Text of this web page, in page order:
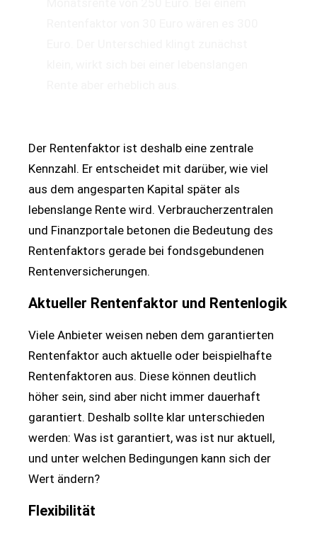
Der Rentenfaktor ist deshalb eine zentrale
Kennzahl. Er entscheidet mit darüber, wie viel
aus dem angesparten Kapital später als
lebenslange Rente wird. Verbraucherzentralen
und Finanzportale betonen die Bedeutung des
Rentenfaktors gerade bei fondsgebundenen
Rentenversicherungen.
Aktueller Rentenfaktor und Rentenlogik
Viele Anbieter weisen neben dem garantierten
Rentenfaktor auch aktuelle oder beispielhafte
Rentenfaktoren aus. Diese können deutlich
höher sein, sind aber nicht immer dauerhaft
garantiert. Deshalb sollte klar unterschieden
werden: Was ist garantiert, was ist nur aktuell,
und unter welchen Bedingungen kann sich der
Wert ändern?
Flexibilität